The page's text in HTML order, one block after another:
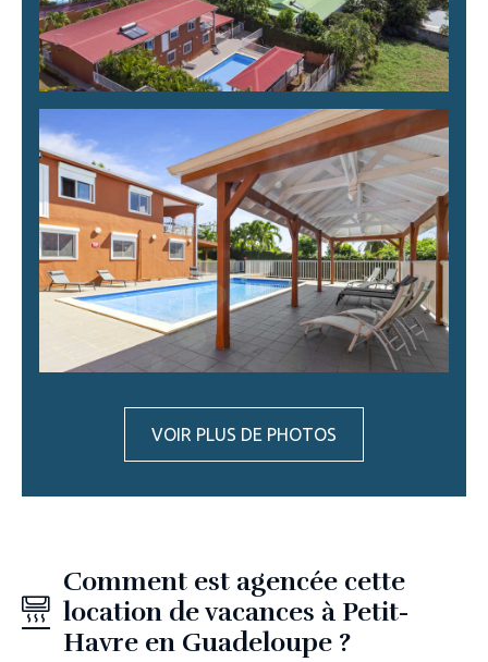
VOIR PLUS DE PHOTOS
Comment est agencée cette
location de vacances à Petit-
Havre en Guadeloupe ?